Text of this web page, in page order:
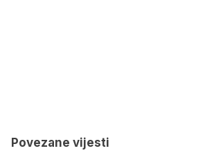
Povezane vijesti